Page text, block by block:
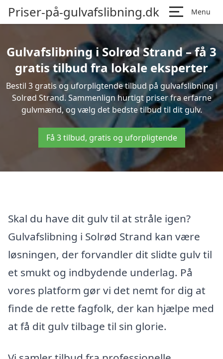
Priser-på-gulvafslibning.dk Menu
Gulvafslibning i Solrød Strand – få 3
gratis tilbud fra lokale eksperter
Bestil 3 gratis og uforpligtende tilbud på gulvafslibning i
Solrød Strand. Sammenlign hurtigt priser fra erfarne
gulvmænd, og vælg det bedste tilbud til dit gulv.
Få 3 tilbud, gratis og uforpligtende
Skal du have dit gulv til at stråle igen?
Gulvafslibning i Solrød Strand kan være
løsningen, der forvandler dit slidte gulv til
et smukt og indbydende underlag. På
vores platform gør vi det nemt for dig at
finde de rette fagfolk, der kan hjælpe med
at få dit gulv tilbage til sin glorie.